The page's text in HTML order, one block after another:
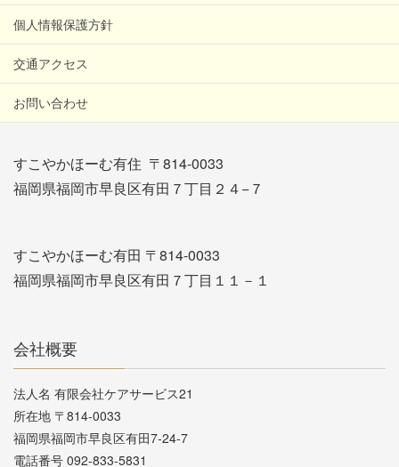
個人情報保護方針
交通アクセス
お問い合わせ
すこやかほーむ有住 〒814-0033
福岡県福岡市早良区有田７丁目２４−７
すこやかほーむ有田 〒814-0033
福岡県福岡市早良区有田７丁目１１－１
会社概要
法人名 有限会社ケアサービス21
所在地 〒814-0033
福岡県福岡市早良区有田7-24-7
電話番号 092-833-5831